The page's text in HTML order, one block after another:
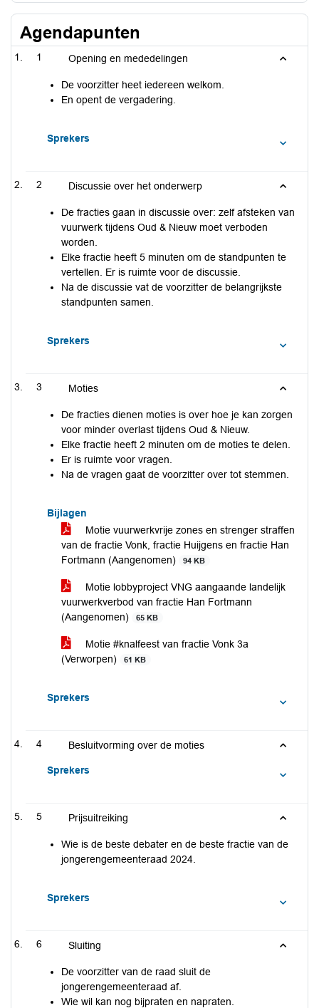
Agendapunten
1 Opening en mededelingen
De voorzitter heet iedereen welkom.
En opent de vergadering.
Sprekers
2 Discussie over het onderwerp
De fracties gaan in discussie over: zelf afsteken van
vuurwerk tijdens Oud & Nieuw moet verboden
worden.
Elke fractie heeft 5 minuten om de standpunten te
vertellen. Er is ruimte voor de discussie.
Na de discussie vat de voorzitter de belangrijkste
standpunten samen.
Sprekers
3 Moties
De fracties dienen moties is over hoe je kan zorgen
voor minder overlast tijdens Oud & Nieuw.
Elke fractie heeft 2 minuten om de moties te delen.
Er is ruimte voor vragen.
Na de vragen gaat de voorzitter over tot stemmen.
Bijlagen
Motie vuurwerkvrije zones en strenger straffen
van de fractie Vonk, fractie Huijgens en fractie Han
Fortmann (Aangenomen)
94 KB
Motie lobbyproject VNG aangaande landelijk
vuurwerkverbod van fractie Han Fortmann
(Aangenomen)
65 KB
Motie #knalfeest van fractie Vonk 3a
(Verworpen)
61 KB
Sprekers
4 Besluitvorming over de moties
Sprekers
5 Prijsuitreiking
Wie is de beste debater en de beste fractie van de
jongerengemeenteraad 2024.
Sprekers
6 Sluiting
De voorzitter van de raad sluit de
jongerengemeenteraad af.
Wie wil kan nog bijpraten en napraten.